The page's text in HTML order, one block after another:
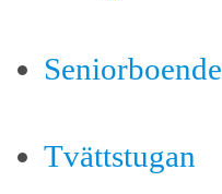
Seniorboende
Tvättstugan